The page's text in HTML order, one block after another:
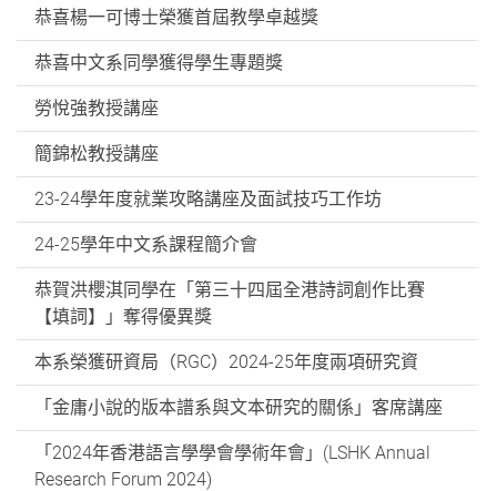
恭喜楊一可博士榮獲首屆教學卓越獎
恭喜中文系同學獲得學生專題獎
勞悅強教授講座
簡錦松教授講座
23-24學年度就業攻略講座及面試技巧工作坊
24-25學年中文系課程簡介會
恭賀洪櫻淇同學在「第三十四屆全港詩詞創作比賽
【填詞】」奪得優異獎
本系榮獲研資局（RGC）2024-25年度兩項研究資
「金庸小說的版本譜系與文本研究的關係」客席講座
「2024年香港語言學學會學術年會」(LSHK Annual
Research Forum 2024)